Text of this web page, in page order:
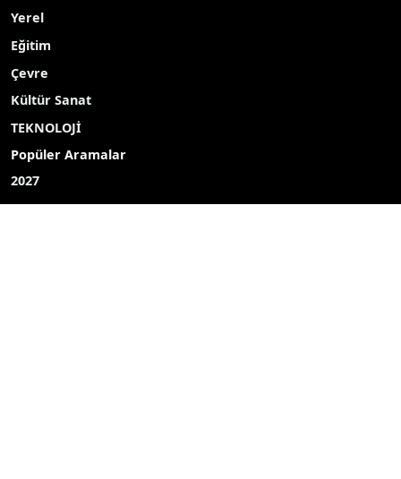
Yerel
Eğitim
Çevre
Kültür Sanat
TEKNOLOJİ
Popüler Aramalar
2027
2026